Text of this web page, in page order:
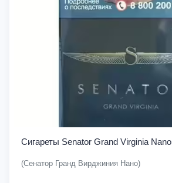
Сигареты Senator Grand Virginia Nano
(Сенатор Гранд Вирджиния Нано)